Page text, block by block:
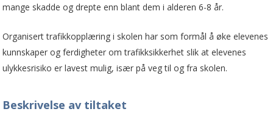
mange skadde og drepte enn blant dem i alderen 6-8 år.
Organisert trafikkopplæring i skolen har som formål å øke elevenes
kunnskaper og ferdigheter om trafikksikkerhet slik at elevenes
ulykkesrisiko er lavest mulig, især på veg til og fra skolen.
Beskrivelse av tiltaket